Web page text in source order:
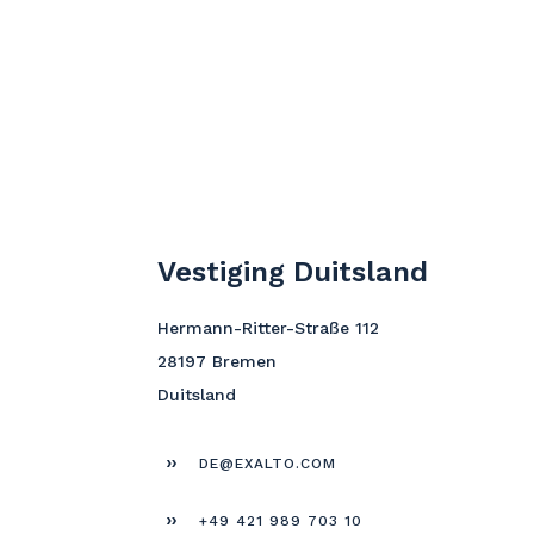
Vestiging Duitsland
Hermann-Ritter-Straße 112
28197 Bremen
Duitsland
DE@EXALTO.COM
+49 421 989 703 10